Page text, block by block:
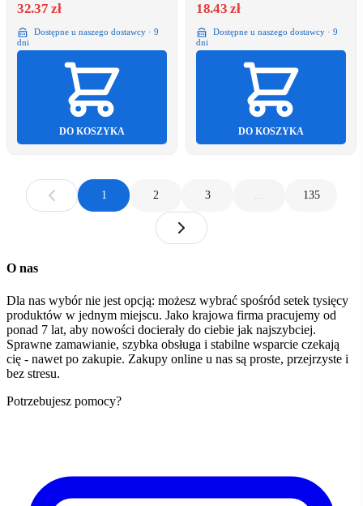
32.37 zł
Dostępne u naszego dostawcy · 9
dni
DO KOSZYKA
18.43 zł
Dostępne u naszego dostawcy · 9
dni
DO KOSZYKA
1 2 3 … 135
O nas
Dla nas wybór nie jest opcją: możesz wybrać spośród setek tysięcy
produktów w jednym miejscu. Jako krajowa firma pracujemy od
ponad 7 lat, aby nowości docierały do ciebie jak najszybciej.
Sprawne zamawianie, szybka obsługa i stabilne wsparcie czekają
cię - nawet po zakupie. Zakupy online u nas są proste, przejrzyste i
bez stresu.
Potrzebujesz pomocy?